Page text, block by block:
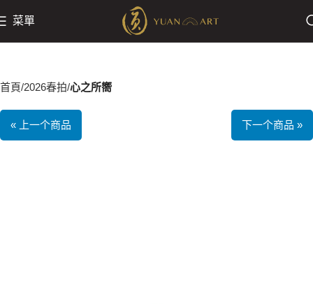
菜單
首頁 2026春拍 心之所嚮
« 上一个商品 下一个商品 »